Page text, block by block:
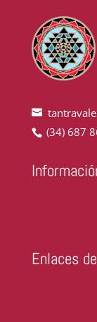
(34) 687
Enlaces